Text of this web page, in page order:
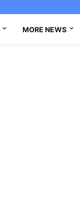
MORE NEWS